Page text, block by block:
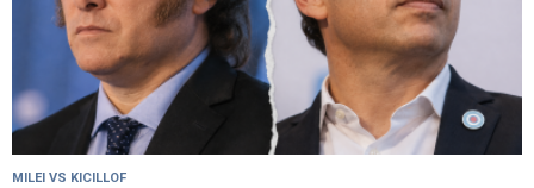
MILEI VS KICILLOF